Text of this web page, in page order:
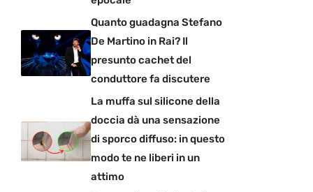
Quanto guadagna Stefano
De Martino in Rai? Il
presunto cachet del
conduttore fa discutere
La muffa sul silicone della
doccia dà una sensazione
di sporco diffuso: in questo
modo te ne liberi in un
attimo